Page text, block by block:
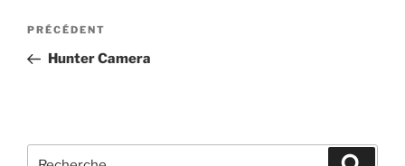
Navigation
l’article
Article
précédent
PRÉCÉDENT
Hunter Camera